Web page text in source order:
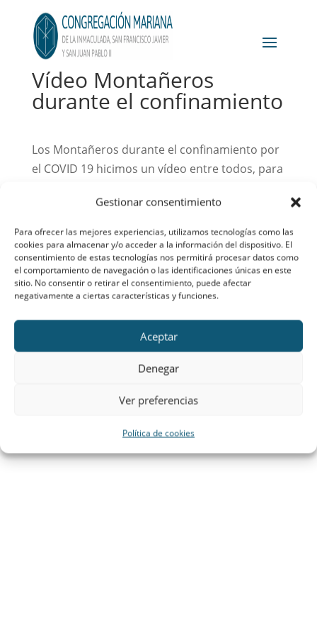
Gestionar consentimiento
Para ofrecer las mejores experiencias, utilizamos tecnologías como las
cookies para almacenar y/o acceder a la información del dispositivo. El
consentimiento de estas tecnologías nos permitirá procesar datos como
el comportamiento de navegación o las identificaciones únicas en este
sitio. No consentir o retirar el consentimiento, puede afectar
negativamente a ciertas características y funciones.
Aceptar
Denegar
Ver preferencias
Política de cookies
Vídeo Montañeros
durante el confinamiento
Los Montañeros durante el confinamiento por
el COVID 19 hicimos un vídeo entre todos, para
unidos junto a nuestra Madre la Virgen María.
https://drive.google.com/file/d/
usp=sharing
Contacto